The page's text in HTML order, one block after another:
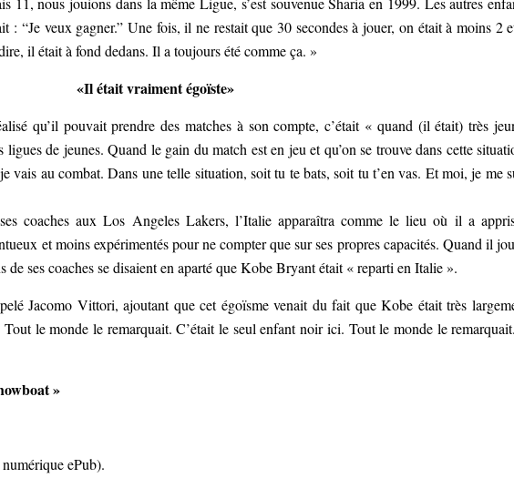
: “Je veux gagner.” Une fois, il ne restait que 30 secondes à jouer, on était à moins 2
il était à fond dedans. Il a toujours été comme ça. »
«Il était vraiment égoïste»
qu’il pouvait prendre des matches à son compte, c’était « quand (il était) très
ligues de jeunes. Quand le gain du match est en jeu et qu’on se trouve dans cette
vais au combat. Dans une telle situation, soit tu te bats, soit tu t’en vas. Et moi, je me
coaches aux Los Angeles Lakers, l’Italie apparaîtra comme le lieu où il a
et moins expérimentés pour ne compter que sur ses propres capacités. Quand il
de ses coaches se disaient en aparté que Kobe Bryant était « reparti en Italie ».
Jacomo Vittori, ajoutant que cet égoïsme venait du fait que Kobe était très
le monde le remarquait. C’était le seul enfant noir ici. Tout le monde le
»
ePub).